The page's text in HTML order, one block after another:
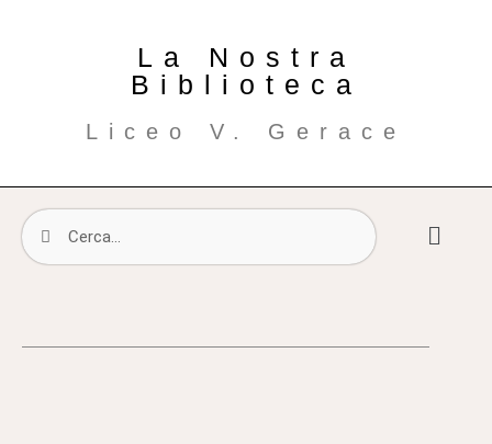
La Nostra
Biblioteca
Liceo V. Gerace